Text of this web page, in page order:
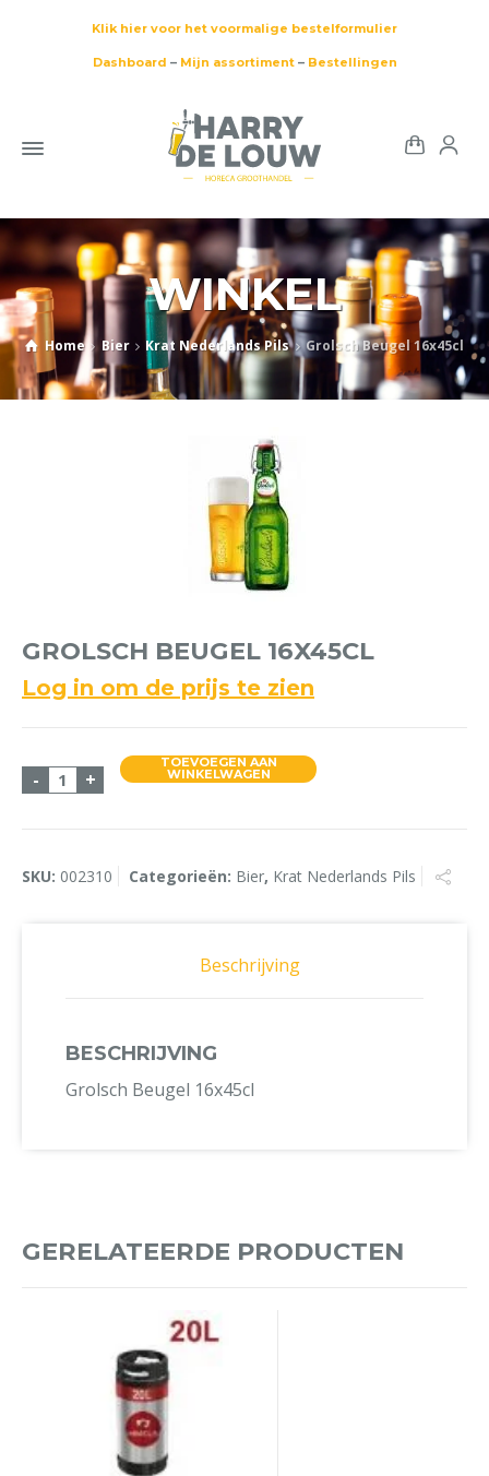
Klik hier voor het voormalige bestelformulier
Dashboard – Mijn assortiment– Bestellingen
WINKEL
Home Bier Krat Nederlands Pils Grolsch Beugel 16x45cl
GROLSCH BEUGEL 16X45CL
Log in om de prijs te zien
- Grolsch Beugel 16x45cl aantal
+
TOEVOEGEN AAN
WINKELWAGEN
SKU: 002310 Categorieën: Bier, Krat Nederlands Pils
Beschrijving
BESCHRIJVING
Grolsch Beugel 16x45cl
GERELATEERDE PRODUCTEN